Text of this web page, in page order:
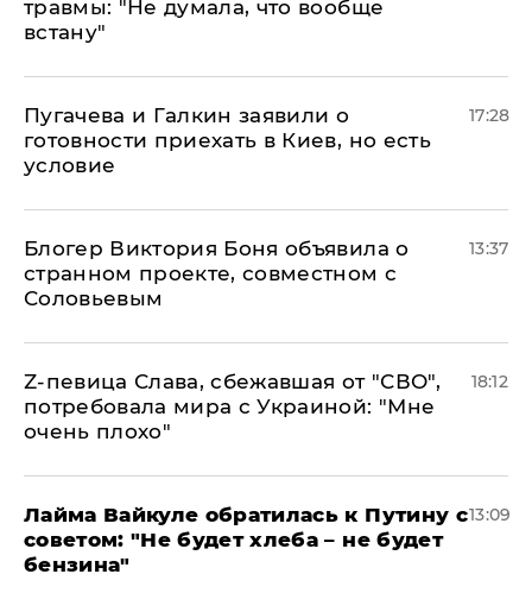
травмы: "Не думала, что вообще
встану"
Пугачева и Галкин заявили о
готовности приехать в Киев, но есть
условие
17:28
Блогер Виктория Боня объявила о
странном проекте, совместном с
Соловьевым
13:37
Z-певица Слава, сбежавшая от "СВО",
потребовала мира с Украиной: "Мне
очень плохо"
18:12
Лайма Вайкуле обратилась к Путину с
советом: "Не будет хлеба – не будет
бензина"
13:09